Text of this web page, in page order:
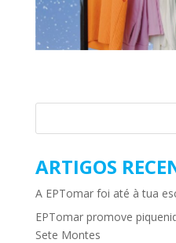
ARTIGOS
A EPTomar foi até à tua
EPTomar promove
Sete Montes